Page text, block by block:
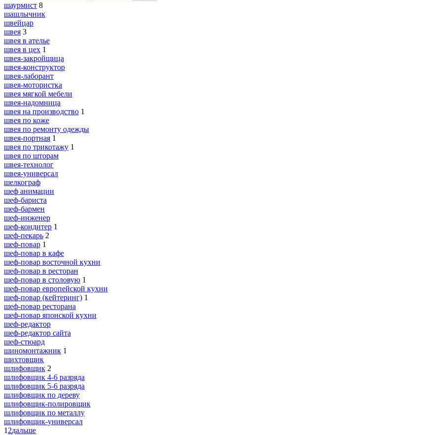
шаурмист 8
шашлычник
швейцар
швея 3
швея в ателье
швея в цех 1
швея-закройщица
швея-конструктор
швея-лаборант
швея-мотористка
швея мягкой мебели
швея-надомница
швея на производство 1
швея по коже
швея по ремонту одежды
швея-портная 1
швея по трикотажу 1
швея по шторам
швея-технолог
швея-универсал
шелкограф
шеф анимации
шеф-бариста
шеф-бармен
шеф-инженер
шеф-кондитер 1
шеф-пекарь 2
шеф-повар 1
шеф-повар в кафе
шеф-повар восточной кухни
шеф-повар в ресторан
шеф-повар в столовую 1
шеф-повар европейской кухни
шеф-повар (кейтеринг) 1
шеф-повар ресторана
шеф-повар японской кухни
шеф-редактор
шеф-редактор сайта
шеф-стюард
шиномонтажник 1
шихтовщик
шлифовщик 2
шлифовщик 4-6 разряда
шлифовщик 5-6 разряда
шлифовщик по дереву
шлифовщик-полировщик
шлифовщик по металлу
шлифовщик-универсал
1 2дальше